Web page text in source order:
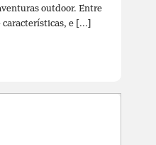
outdoor. Entre
e [...]